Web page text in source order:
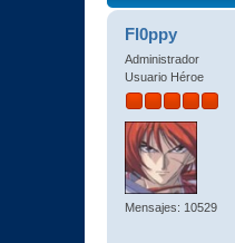
veces)
Fl0ppy
Administrador
Usuario Héroe
Mensajes: 10529